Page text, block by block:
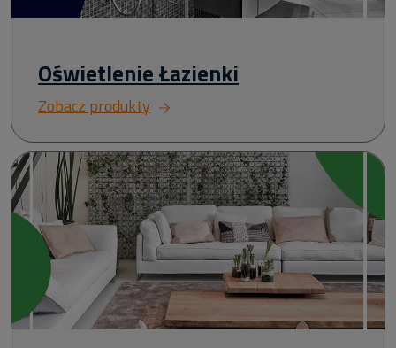
Oświetlenie Łazienki
Zobacz produkty